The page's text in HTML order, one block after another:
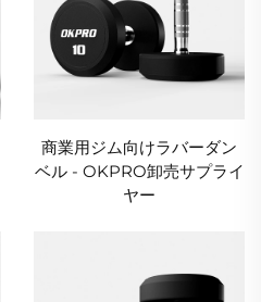
商業用ジム向けラバーダン
ベル - OKPRO卸売サプライ
ヤー